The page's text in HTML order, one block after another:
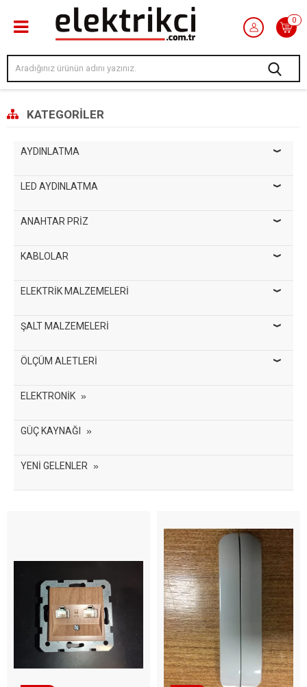
0
KATEGORILER
AYDINLATMA
LED AYDINLATMA
ANAHTAR PRİZ
KABLOLAR
ELEKTRİK MALZEMELERİ
ŞALT MALZEMELERİ
ÖLÇÜM ALETLERİ
ELEKTRONİK
GÜÇ KAYNAĞI
YENİ GELENLER